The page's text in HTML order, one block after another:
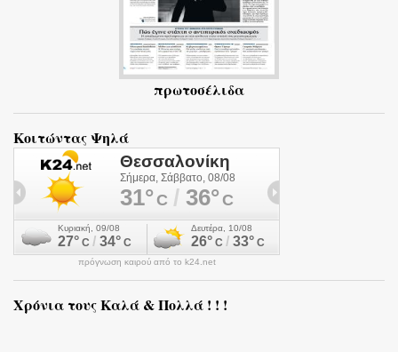
πρωτοσέλιδα
Κοιτώντας Ψηλά
πρόγνωση καιρού από το k24.net
Χρόνια τους Καλά & Πολλά ! ! !